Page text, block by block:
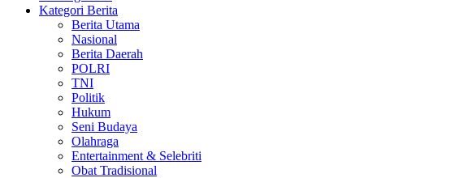
Kategori Berita
Berita Utama
Nasional
Berita Daerah
POLRI
TNI
Politik
Hukum
Seni Budaya
Olahraga
Entertainment & Selebriti
Obat Tradisional